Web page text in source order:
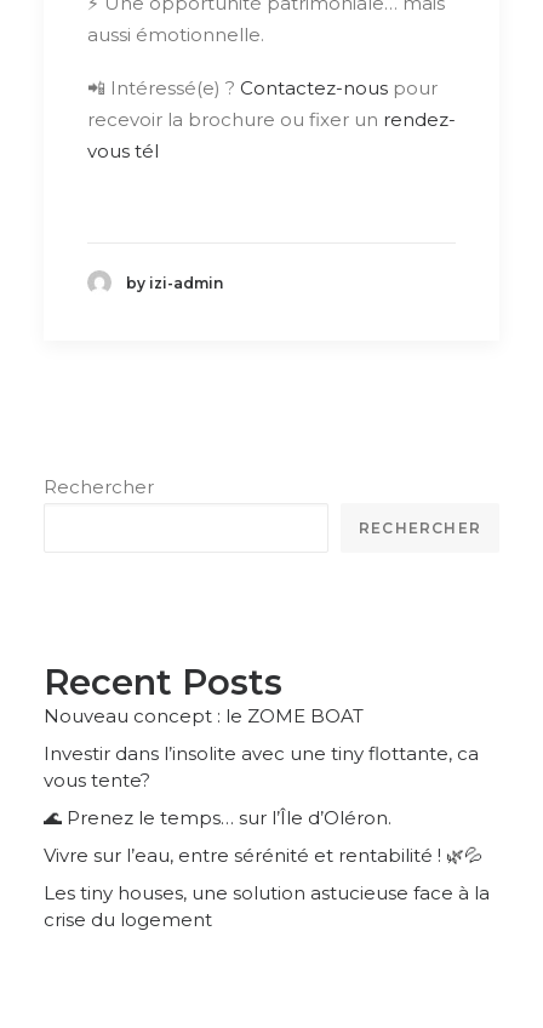
aussi émotionnelle.
📲 Intéressé(e) ? Contactez-nous pour
recevoir la brochure ou fixer un rendez-
vous tél
by izi-admin
Rechercher
RECHERCHER
Recent Posts
Nouveau concept : le ZOME BOAT
Investir dans l’insolite avec une tiny flottante, ca
vous tente?
🌊 Prenez le temps… sur l’Île d’Oléron.
Vivre sur l’eau, entre sérénité et rentabilité ! 🌿💦
Les tiny houses, une solution astucieuse face à la
crise du logement